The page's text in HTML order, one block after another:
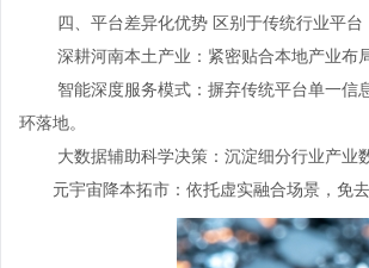
四、平台差异化优势 区别于传统行业平台
深耕河南本土产业：紧密贴合本地产业布
智能深度服务模式：摒弃传统平台单一
环落地。
大数据辅助科学决策：沉淀细分行业产
元宇宙降本拓市：依托虚实融合场景，免